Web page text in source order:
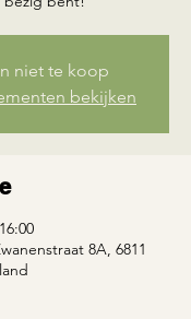
niet te koop
bekijken
8A, 6811